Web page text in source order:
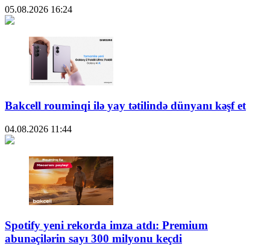
05.08.2026 16:24
Bakcell rouminqi ilə yay tətilində dünyanı kəşf et
04.08.2026 11:44
Spotify yeni rekorda imza atdı: Premium
abunəçilərin sayı 300 milyonu keçdi